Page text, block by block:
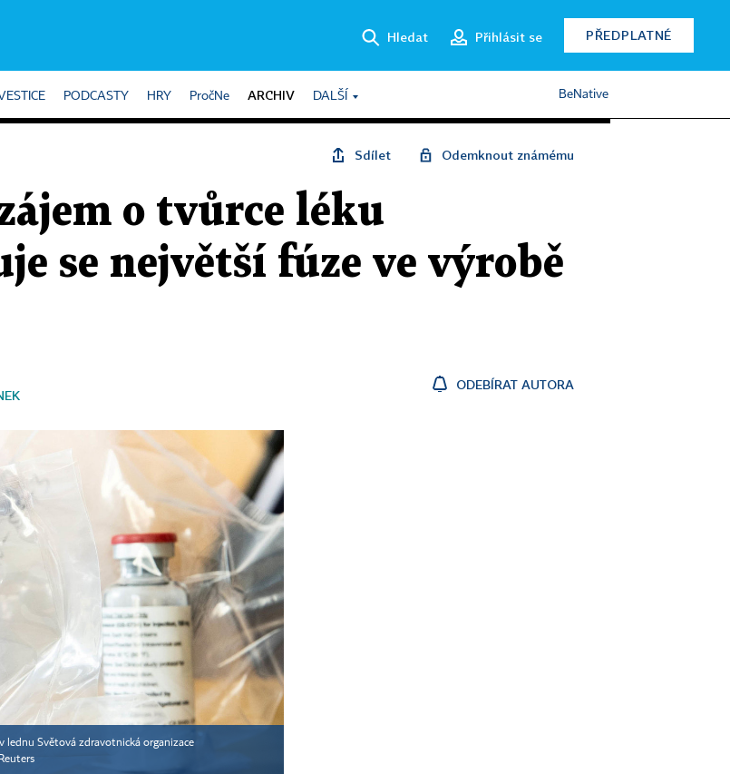
Hledat Přihlásit se PŘEDPLATNÉ
PODCASTY HRY PročNe ARCHIV DALŠÍ BeNative
Sdílet Odemknout známému
o tvůrce léku
se největší fúze ve výrobě
ODEBÍRAT AUTORA
lednu Světová zdravotnická organizace
Reuters